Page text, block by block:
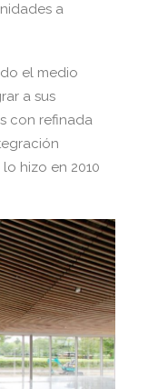
a
el medio
a sus
con refinada
hizo en 2010